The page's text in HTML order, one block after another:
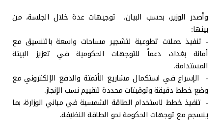
وأصدر الوزير، بحسب البيان، توجيهات عدة خلال الجلسة، من
بينها:
- تنفيذ حملات تطوعية لتشجير مساحات واسعة بالتنسيق مع
أمانة بغداد، دعماً للتوجهات الحكومية في تعزيز البيئة
المستدامة.
- الإسراع في استكمال مشاريع الأتمتة والدفع الإلكتروني مع
وضع خطط دقيقة وتوقيتات محددة لتقييم نسب الإنجاز.
- تنفيذ خطط لاستخدام الطاقة الشمسية في مباني الوزارة، بما
ينسجم مع توجهات الحكومة نحو الطاقة النظيفة.